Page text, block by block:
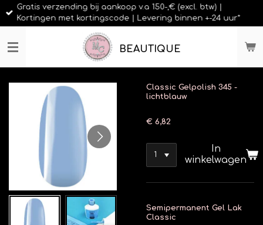
Ga
direct
de
BEAUTIQUE
Gratis verzending bij aankoop v.a 150-,€ (excl. btw) |
Kortingen met kortingscode | Levering binnen +-24 uur*
Classic Gelpolish 345 -
lichtblauw
€ 6,82
In
winkelwagen
Semipermanent Gel Lak
Classic